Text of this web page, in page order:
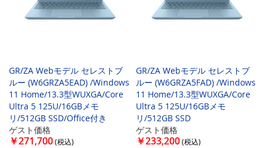
GR/ZA Webモデル セレストブ
ルー (W6GRZA5EAD) /Windows
11 Home/13.3型WUXGA/Core
Ultra 5 125U/16GBメモ
リ/512GB SSD/Office付き
ゲスト価格
￥271,700
GR/ZA Webモデル セレストブ
ルー (W6GRZA5FAD) /Windows
11 Home/13.3型WUXGA/Core
Ultra 5 125U/16GBメモ
リ/512GB SSD
ゲスト価格
￥233,200